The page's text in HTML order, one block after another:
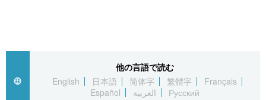
他の言語で読む
English
日本語 简体字 繁體字
Français
Español
العربية Русский